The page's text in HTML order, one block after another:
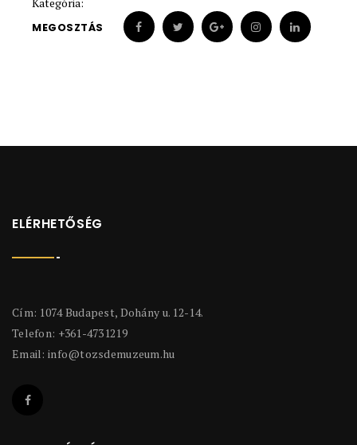
MEGOSZTÁS
ELÉRHETŐSÉG
Cím: 1074 Budapest, Dohány u. 12-14.
Telefon: +361-4731219
Email: info@tozsdemuzeum.hu